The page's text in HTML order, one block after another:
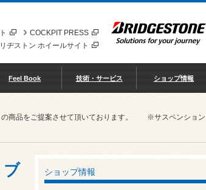
COCKPIT PRESS
ヂストン ホイールサイト
Feel Book 技術・サービス ショップ情報
の商品をご提案させて頂いております。 ※サスペンション
ブ
ショップ情報